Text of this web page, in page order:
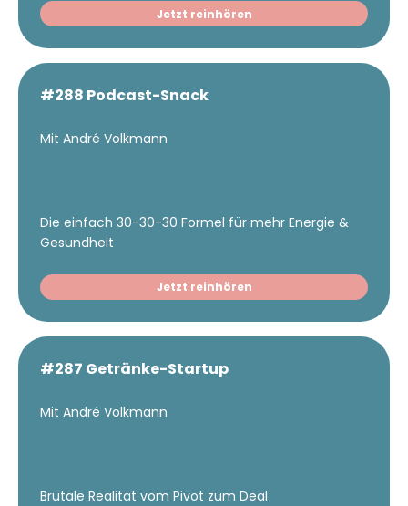
Jetzt reinhören
#288 Podcast-Snack
Mit André Volkmann
Die einfach 30-30-30 Formel für mehr Energie &
Gesundheit
Jetzt reinhören
#287 Getränke-Startup
Mit André Volkmann
Brutale Realität vom Pivot zum Deal